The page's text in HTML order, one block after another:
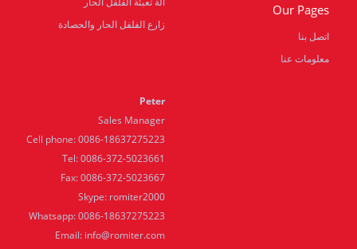
زارع الفلفل الحار والحصادة
Our Pages
اتصل بنا
معلومات عنا
Peter
Sales Manager
Cell phone: 0086-18637275223
Tel: 0086-372-5023661
Fax: 0086-372-5023667
Skype: romiter2000
Whatsapp: 0086-18637275223
Email: info@romiter.com